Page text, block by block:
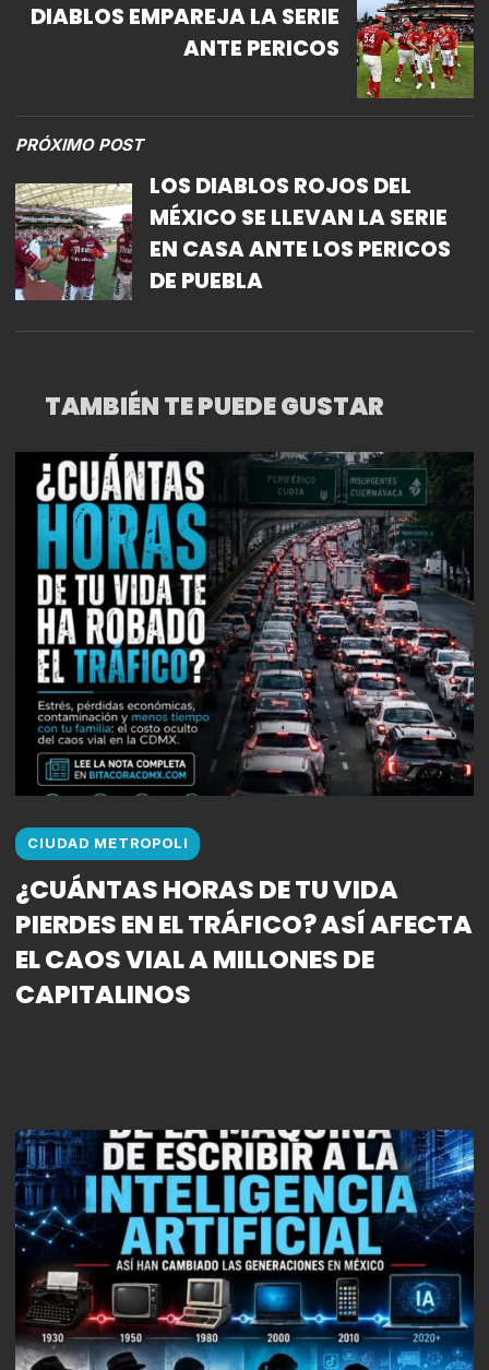
DIABLOS EMPAREJA LA SERIE
ANTE PERICOS
PRÓXIMO POST
LOS DIABLOS ROJOS DEL
MÉXICO SE LLEVAN LA SERIE
EN CASA ANTE LOS PERICOS
DE PUEBLA
TAMBIÉN TE PUEDE GUSTAR
CIUDAD METROPOLI
¿CUÁNTAS HORAS DE TU VIDA
PIERDES EN EL TRÁFICO? ASÍ AFECTA
EL CAOS VIAL A MILLONES DE
CAPITALINOS